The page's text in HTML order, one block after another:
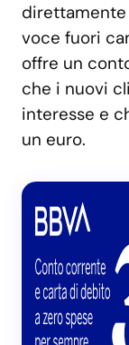
direttamente
voce fuori
offre un
che i nuovi
interesse e
un euro.